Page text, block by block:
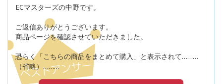
ECマスターズの中野です。
ご返信ありがとうございます。
商品ページを確認させていただきました。
恐らく「こちらの商品をまとめて購入」と表示されて………
（省略）………